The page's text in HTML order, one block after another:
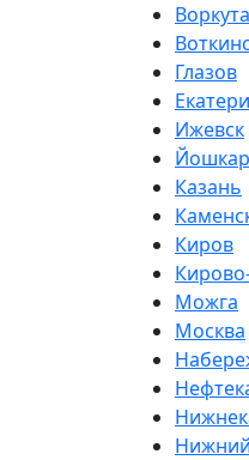
Воркута
Глазов
Ижевск
Казань
Киров
Можга
Москва